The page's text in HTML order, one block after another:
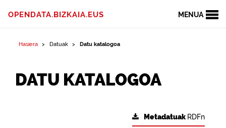
MENUA
OPENDATA.BIZKAIA.EUS
Hasiera Datuak Datu katalogoa
DATU KATALOGOA
Metadatuak RDFn